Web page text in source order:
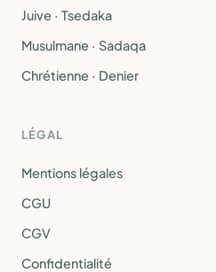
Juive · Tsedaka
Musulmane · Sadaqa
Chrétienne · Denier
LÉGAL
Mentions légales
CGU
CGV
Confidentialité